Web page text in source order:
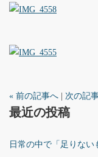
ENGLISH
« 前の記事へ 次の記
最近の投稿
日常の中で「足りな